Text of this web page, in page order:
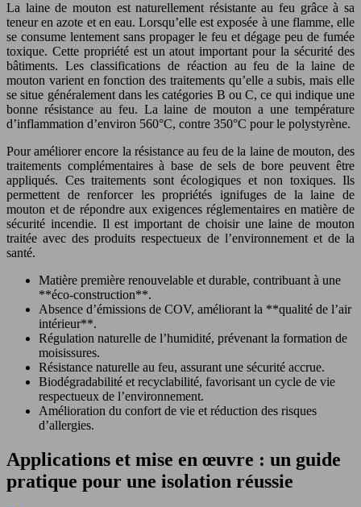
La laine de mouton est naturellement résistante au feu grâce à sa
teneur en azote et en eau. Lorsqu’elle est exposée à une flamme, elle
se consume lentement sans propager le feu et dégage peu de fumée
toxique. Cette propriété est un atout important pour la sécurité des
bâtiments. Les classifications de réaction au feu de la laine de
mouton varient en fonction des traitements qu’elle a subis, mais elle
se situe généralement dans les catégories B ou C, ce qui indique une
bonne résistance au feu. La laine de mouton a une température
d’inflammation d’environ 560°C, contre 350°C pour le polystyrène.
Pour améliorer encore la résistance au feu de la laine de mouton, des
traitements complémentaires à base de sels de bore peuvent être
appliqués. Ces traitements sont écologiques et non toxiques. Ils
permettent de renforcer les propriétés ignifuges de la laine de
mouton et de répondre aux exigences réglementaires en matière de
sécurité incendie. Il est important de choisir une laine de mouton
traitée avec des produits respectueux de l’environnement et de la
santé.
Matière première renouvelable et durable, contribuant à une
**éco-construction**.
Absence d’émissions de COV, améliorant la **qualité de l’air
intérieur**.
Régulation naturelle de l’humidité, prévenant la formation de
moisissures.
Résistance naturelle au feu, assurant une sécurité accrue.
Biodégradabilité et recyclabilité, favorisant un cycle de vie
respectueux de l’environnement.
Amélioration du confort de vie et réduction des risques
d’allergies.
Applications et mise en œuvre : un guide
pratique pour une isolation réussie